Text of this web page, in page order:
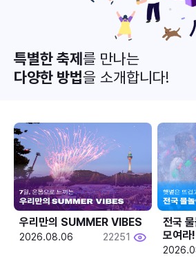
특별한 축제를 만나는
다양한 방법을 소개합니다!
우리만의 SUMMER VIBES
2026.08.06 22251
전국
모여라!